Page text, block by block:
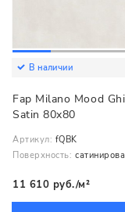
В наличии
Fap Milano Mood
Satin 80x80
Артикул: fQBK
Поверхность:
11 610 руб./м²